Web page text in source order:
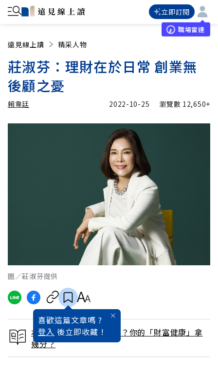
立即訂閱
職場雷達
遠見線上讀 精采人物
莊淑芬：理財在於日常 創業無
後顧之憂
賴韋廷
加入追蹤
2022-10-25 瀏覽數 12,650+
圖／莊淑芬提供
喜歡這篇文章嗎 ?
登入 後立即收藏 !
本文出自愈貧窮或愈富有？你的「財富健康」拿
幾分？